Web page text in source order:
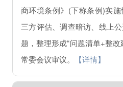
商环境条例》(下称条例)实
三方评估、调查暗访、线上
题，整理形成“问题清单+整
常委会议审议。
【详情】